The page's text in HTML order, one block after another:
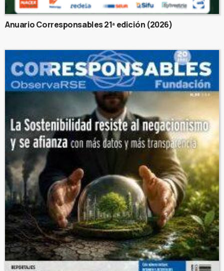
Anuario Corresponsables 21ª edición (2026)